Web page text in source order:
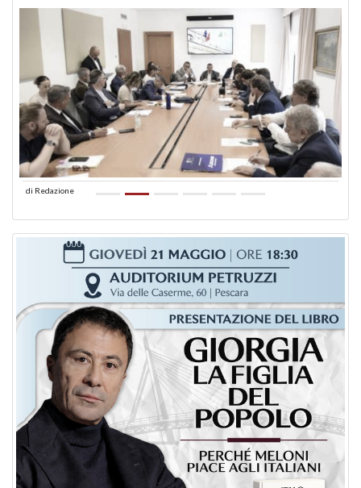
di Redazione